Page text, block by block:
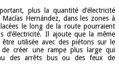
plus la quantité d’électricité
Hernández, dans les zones à
le long de la route pourraient
d’électricité. Il ajoute que la même
utilisée avec des piétons sur le
créer une rampe plus large qui
des arrêts bus ou des feux de